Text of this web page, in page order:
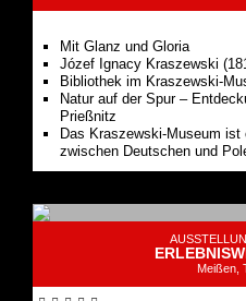
Mit Glanz und Gloria
Józef Ignacy Kraszewski
Bibliothek im Kraszewski-
Natur auf der Spur –
Prießnitz
Das Kraszewski-Museum
zwischen Deutschen und
Meißen,